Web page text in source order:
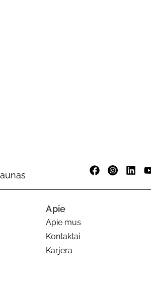
Apie
Apie mus
Kontaktai
Karjera